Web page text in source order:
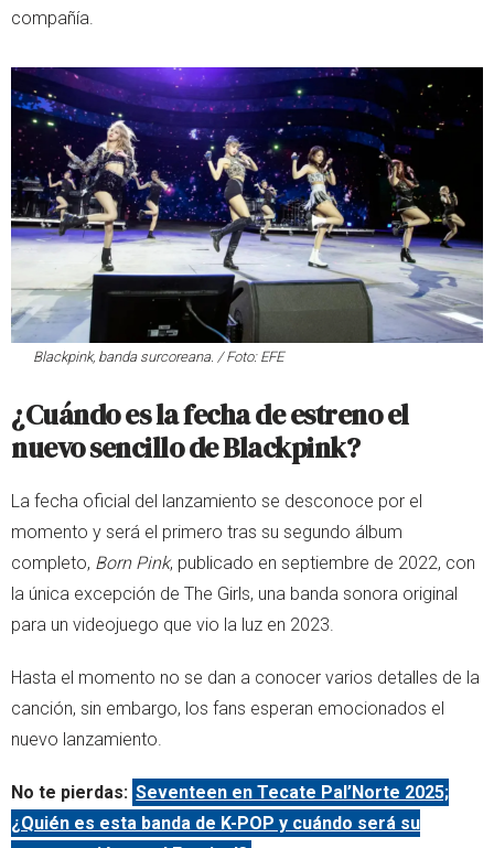
compañía.
Blackpink, banda surcoreana. / Foto: EFE
¿Cuándo es la fecha de estreno el
nuevo sencillo de Blackpink?
La fecha oficial del lanzamiento se desconoce por el
momento y será el primero tras su segundo álbum
completo, Born Pink, publicado en septiembre de 2022, con
la única excepción de The Girls, una banda sonora original
para un videojuego que vio la luz en 2023.
Hasta el momento no se dan a conocer varios detalles de la
canción, sin embargo, los fans esperan emocionados el
nuevo lanzamiento.
No te pierdas: Seventeen en Tecate Pal’Norte 2025;
¿Quién es esta banda de K-POP y cuándo será su